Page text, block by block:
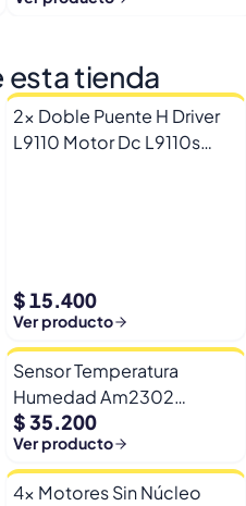
esta tienda
2x Doble Puente H Driver
L9110 Motor Dc L9110s
$ 15.400
Ver producto
Sensor Temperatura
Humedad Am2302
Dht22/am2302 Digital
Esp32
$ 35.200
Ver producto
4x Motores Sin Núcleo